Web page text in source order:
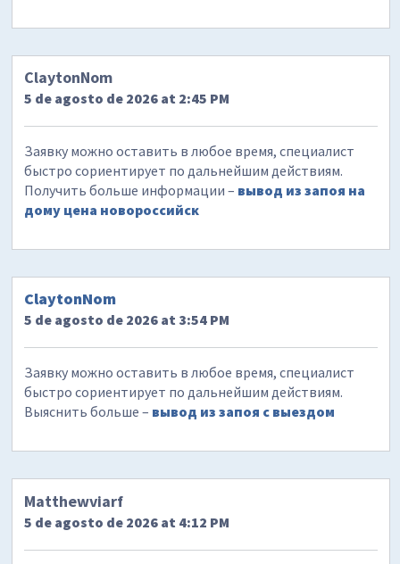
ClaytonNom
5 de agosto de 2026 at 2:45 PM
Заявку можно оставить в любое время, специалист
быстро сориентирует по дальнейшим действиям.
Получить больше информации – вывод из запоя на
дому цена новороссийск
ClaytonNom
5 de agosto de 2026 at 3:54 PM
Заявку можно оставить в любое время, специалист
быстро сориентирует по дальнейшим действиям.
Выяснить больше – вывод из запоя с выездом
Matthewviarf
5 de agosto de 2026 at 4:12 PM